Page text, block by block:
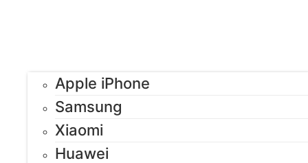
Apple iPhone
Samsung
Xiaomi
Huawei